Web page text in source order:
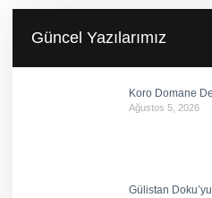
Güncel Yazılarımız
Koro Domane
Ağustos 5, 2026
Gülistan